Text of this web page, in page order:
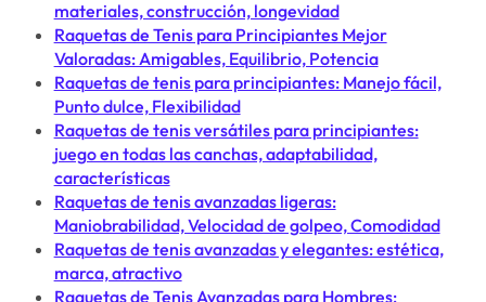
materiales, construcción, longevidad
Raquetas de Tenis para Principiantes Mejor
Valoradas: Amigables, Equilibrio, Potencia
Raquetas de tenis para principiantes: Manejo fácil,
Punto dulce, Flexibilidad
Raquetas de tenis versátiles para principiantes:
juego en todas las canchas, adaptabilidad,
características
Raquetas de tenis avanzadas ligeras:
Maniobrabilidad, Velocidad de golpeo, Comodidad
Raquetas de tenis avanzadas y elegantes: estética,
marca, atractivo
Raquetas de Tenis Avanzadas para Hombres: